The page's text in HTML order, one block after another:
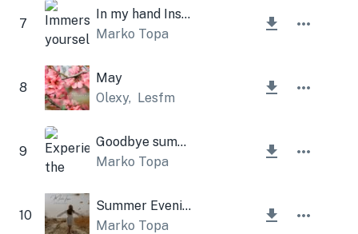
7
In my hand Instrumental
Marko Topa
8
May
Olexy, Lesfm
9
Goodbye summer
Marko Topa
10
Summer Evening
Marko Topa